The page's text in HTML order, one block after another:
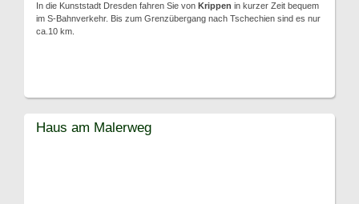
In die Kunststadt Dresden fahren Sie von Krippen in kurzer Zeit bequem
im S-Bahnverkehr. Bis zum Grenzübergang nach Tschechien sind es nur
ca.10 km.
Haus am Malerweg